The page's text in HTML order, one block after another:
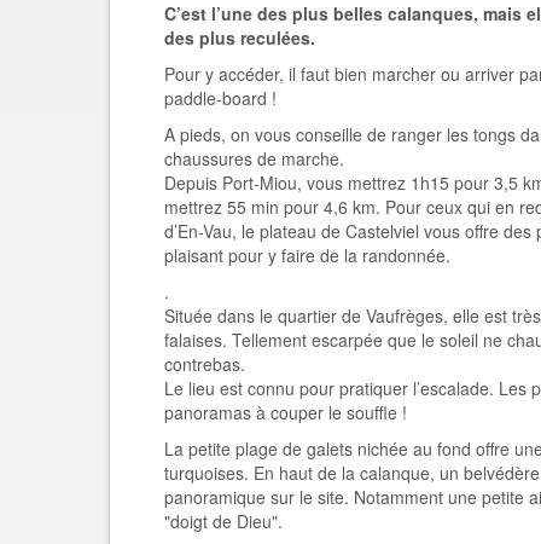
C’est l’une des plus belles calanques, mais
des plus reculées.
Pour y accéder, il faut bien marcher ou arriver
paddle-board !
A pieds, on vous conseille de ranger les tongs
chaussures de marche.
Depuis Port-Miou, vous mettrez 1h15 pour 3,5
mettrez 55 min pour 4,6 km. Pour ceux qui en
d’En-Vau, le plateau de Castelviel vous offre
plaisant pour y faire de la randonnée.
.
Située dans le quartier de Vaufrèges, elle est
falaises. Tellement escarpée que le soleil ne
contrebas.
Le lieu est connu pour pratiquer l’escalade. Les
panoramas à couper le souffle !
La petite plage de galets nichée au fond offre
turquoises. En haut de la calanque, un
panoramique sur le site. Notamment une petite
"doigt de Dieu".